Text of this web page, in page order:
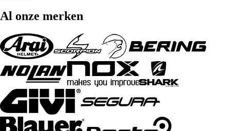
Al onze merken